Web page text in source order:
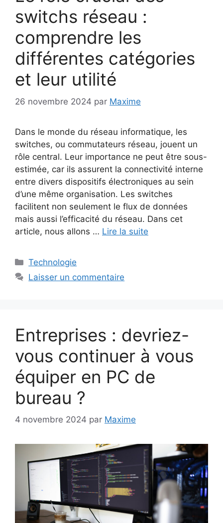
switchs réseau :
comprendre les
différentes catégories
et leur utilité
26 novembre 2024 par Maxime
Dans le monde du réseau informatique, les
switches, ou commutateurs réseau, jouent un
rôle central. Leur importance ne peut être sous-
estimée, car ils assurent la connectivité interne
entre divers dispositifs électroniques au sein
d’une même organisation. Les switches
facilitent non seulement le flux de données
mais aussi l’efficacité du réseau. Dans cet
article, nous allons … Lire la suite
Catégories
Technologie
Laisser un commentaire
Entreprises : devriez-
vous continuer à vous
équiper en PC de
bureau ?
4 novembre 2024 par Maxime